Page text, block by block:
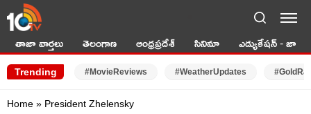
తాజా వార్తలు తెలంగాణ ఆంధ్రప్రదేశ్ సినిమా ఎడ్యుకేషన్ - జాబ్స్
Trending #MovieReviews #WeatherUpdates
Home » President Zhelensky